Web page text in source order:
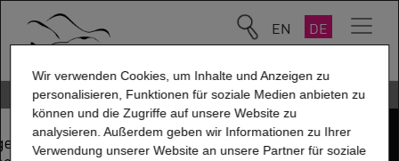
Wir verwenden Cookies, um Inhalte und Anzeigen zu
personalisieren, Funktionen für soziale Medien anbieten zu
können und die Zugriffe auf unsere Website zu
analysieren. Außerdem geben wir Informationen zu Ihrer
Verwendung unserer Website an unsere Partner für soziale
EN DE
AGB